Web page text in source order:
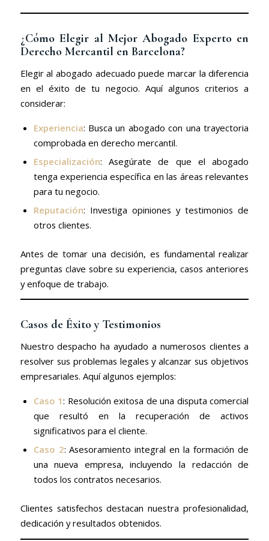
¿Cómo Elegir al Mejor Abogado Experto en
Derecho Mercantil en Barcelona?
Elegir al abogado adecuado puede marcar la diferencia
en el éxito de tu negocio. Aquí algunos criterios a
considerar:
Experiencia: Busca un abogado con una trayectoria
comprobada en derecho mercantil.
Especialización: Asegúrate de que el abogado
tenga experiencia específica en las áreas relevantes
para tu negocio.
Reputación: Investiga opiniones y testimonios de
otros clientes.
Antes de tomar una decisión, es fundamental realizar
preguntas clave sobre su experiencia, casos anteriores
y enfoque de trabajo.
Casos de Éxito y Testimonios
Nuestro despacho ha ayudado a numerosos clientes a
resolver sus problemas legales y alcanzar sus objetivos
empresariales. Aquí algunos ejemplos:
Caso 1: Resolución exitosa de una disputa comercial
que resultó en la recuperación de activos
significativos para el cliente.
Caso 2: Asesoramiento integral en la formación de
una nueva empresa, incluyendo la redacción de
todos los contratos necesarios.
Clientes satisfechos destacan nuestra profesionalidad,
dedicación y resultados obtenidos.